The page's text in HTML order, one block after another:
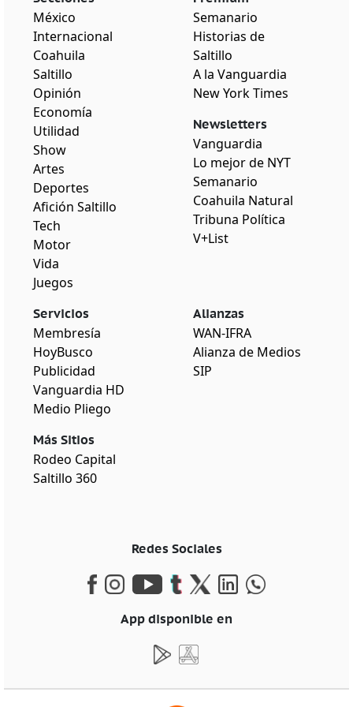
México
Internacional
Coahuila
Saltillo
Opinión
Economía
Utilidad
Show
Artes
Deportes
Afición Saltillo
Tech
Motor
Vida
Juegos
Semanario
Historias de
Saltillo
A la Vanguardia
New York Times
Newsletters
Vanguardia
Lo mejor de NYT
Semanario
Coahuila Natural
Tribuna Política
V+List
Servicios
Membresía
HoyBusco
Publicidad
Vanguardia HD
Medio Pliego
Más Sitios
Rodeo Capital
Saltillo 360
Alianzas
WAN-IFRA
Alianza de Medios
SIP
Redes Sociales
App disponible en